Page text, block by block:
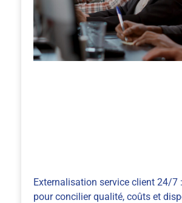
Externalisation service client 24/7
pour concilier qualité, coûts et